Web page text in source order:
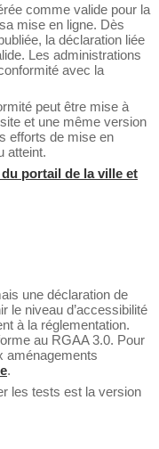
comme valide pour la
mise en ligne. Dès
la déclaration liée
Les administrations
avec la
peut être mise à
et une même version
efforts de mise en
atteint.
portail de la ville et
une déclaration de
le niveau d’accessibilité
à la réglementation.
au RGAA 3.0. Pour
aménagements
.
les tests est la version